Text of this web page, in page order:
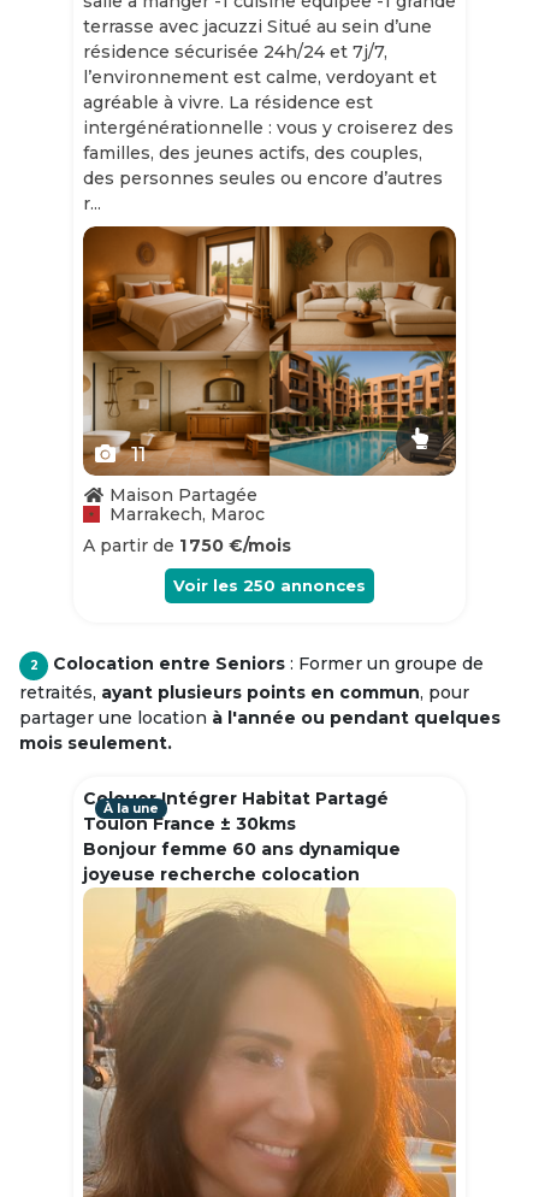
terrasse avec jacuzzi Situé au sein d’une
résidence sécurisée 24h/24 et 7j/7,
l’environnement est calme, verdoyant et
agréable à vivre. La résidence est
intergénérationnelle : vous y croiserez des
familles, des jeunes actifs, des couples,
des personnes seules ou encore d’autres
r...
Slide 1 of 11
11
Maison Partagée
Marrakech, Maroc
A partir de 1 750 €/mois
Voir les 250 annonces
2 Colocation entre Seniors : Former un groupe de
retraités, ayant plusieurs points en commun, pour
partager une location à l'année ou pendant quelques
mois seulement.
Colouer Intégrer Habitat Partagé
Toulon France ± 30kms
Bonjour femme 60 ans dynamique
joyeuse recherche colocation
À la une